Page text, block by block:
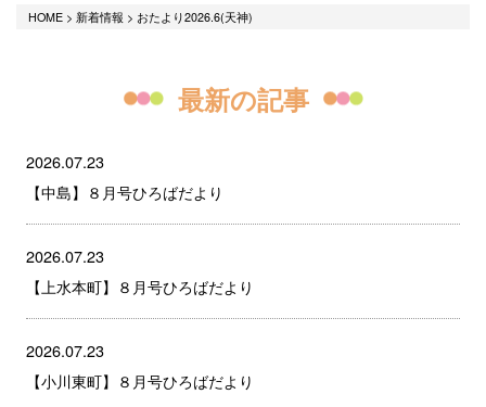
HOME> 新着情報 > おたより2026.6(天神)
最新の記事
2026.07.23
【中島】８月号ひろばだより
2026.07.23
【上水本町】８月号ひろばだより
2026.07.23
【小川東町】８月号ひろばだより